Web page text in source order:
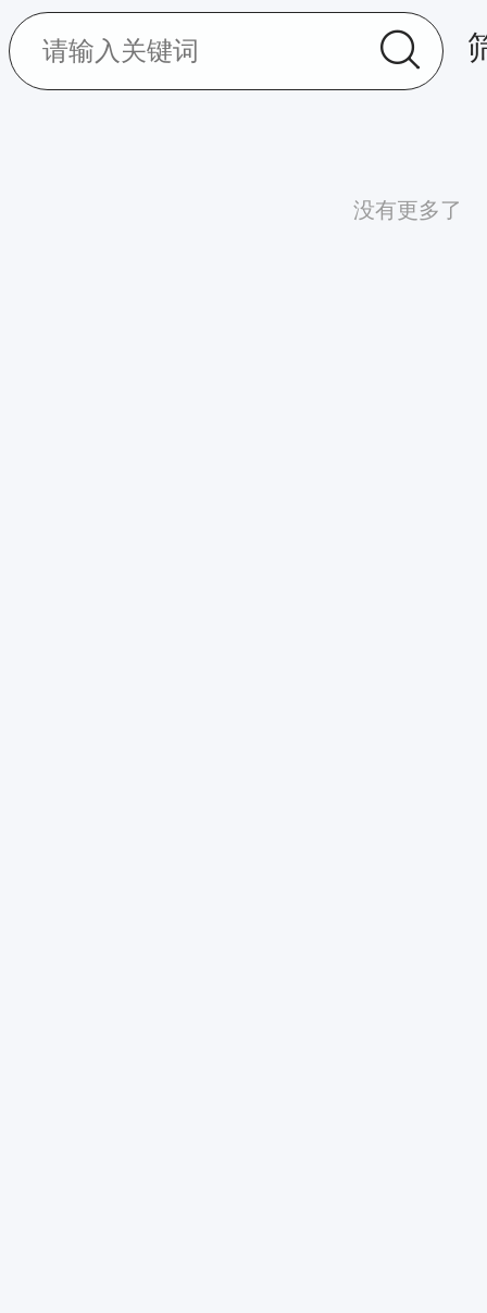
没有更多了